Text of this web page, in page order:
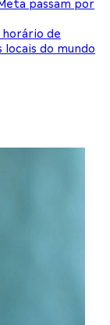
passam por
horário de
do mundo